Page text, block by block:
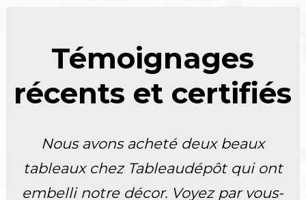
Témoignages
récents et certifiés
Nous avons acheté deux beaux
tableaux chez Tableaudépôt qui ont
embelli notre décor. Voyez par vous-